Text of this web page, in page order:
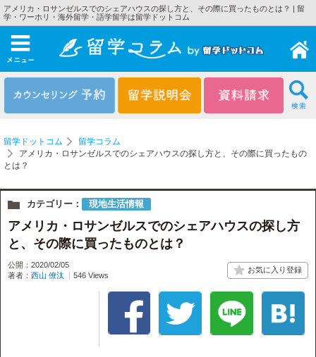
アメリカ・ロサンゼルスでのシェアハウスの探し方と、その際に買ったものとは？ | 留
学・ワーホリ・海外留学・語学留学は留学ドットコム
メニュー
留学ドットコム
留学コラム
アメリカ・ロサンゼルスでのシェアハウスの探し方と、その際に買ったもの
とは？
カテゴリー： 現地生活情報
アメリカ・ロサンゼルスでのシェアハウスの探し方
と、その際に買ったものとは？
公開：2020/02/05
著者： 西山 僚汰 546 Views